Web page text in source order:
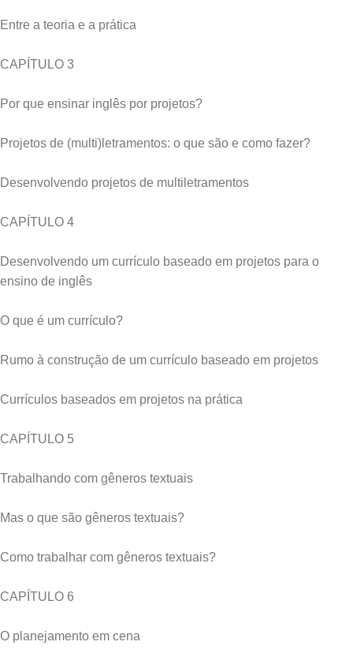
Entre a teoria e a prática
CAPÍTULO 3
Por que ensinar inglês por projetos?
Projetos de (multi)letramentos: o que são e como fazer?
Desenvolvendo projetos de multiletramentos
CAPÍTULO 4
Desenvolvendo um currículo baseado em projetos para o
ensino de inglês
O que é um currículo?
Rumo à construção de um currículo baseado em projetos
Currículos baseados em projetos na prática
CAPÍTULO 5
Trabalhando com gêneros textuais
Mas o que são gêneros textuais?
Como trabalhar com gêneros textuais?
CAPÍTULO 6
O planejamento em cena